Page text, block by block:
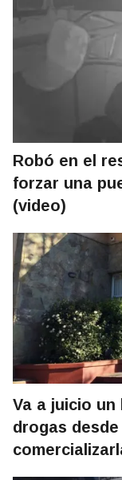
Robó en el
forzar una
(video)
Va a juicio
drogas